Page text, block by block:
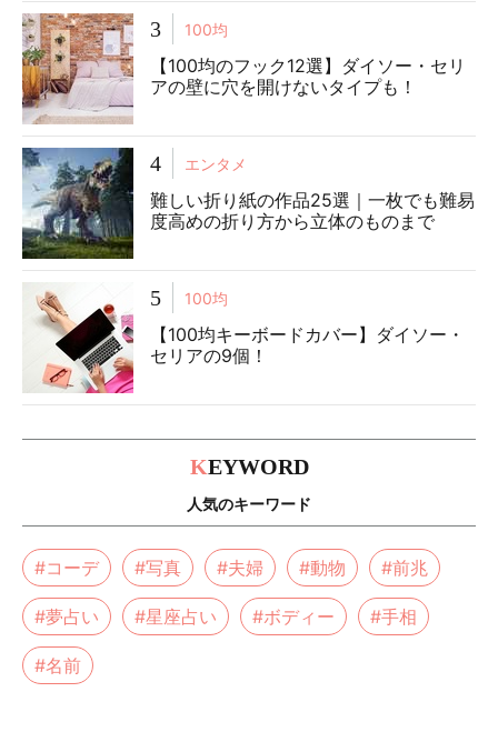
3 100均
【100均のフック12選】ダイソー・セリ
アの壁に穴を開けないタイプも！
4 エンタメ
難しい折り紙の作品25選｜一枚でも難易
度高めの折り方から立体のものまで
5 100均
【100均キーボードカバー】ダイソー・
セリアの9個！
KEYWORD
人気のキーワード
#コーデ #写真 #夫婦 #動物 #前兆
#夢占い #星座占い #ボディー #手相
#名前